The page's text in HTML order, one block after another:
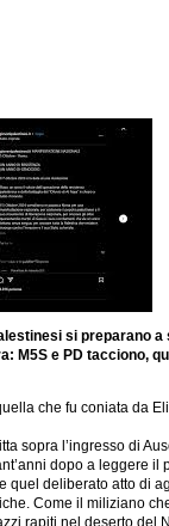
si preparano
M5S e PD tacciono,
che fu coniata da
sopra l’ingresso di
dopo a leggere
quel deliberato atto di
Come il miliziano
rapiti nel deserto del